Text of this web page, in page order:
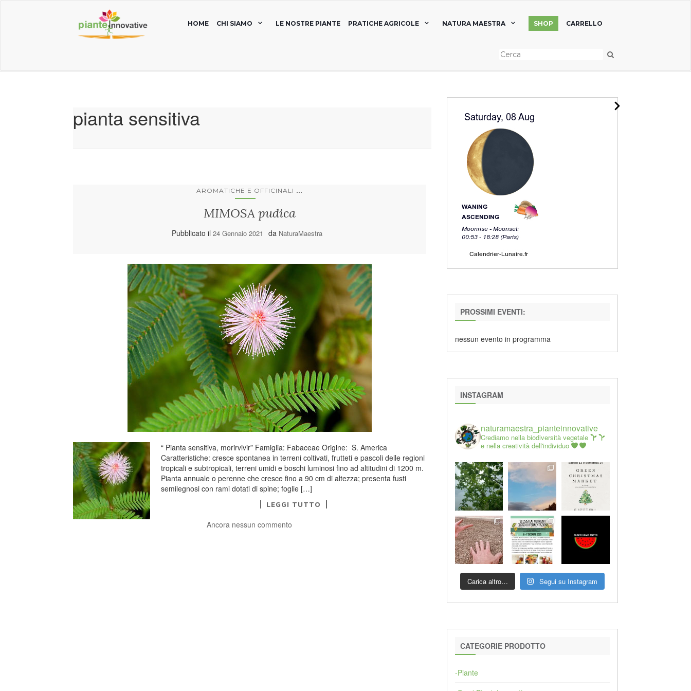
HOME CHI SIAMO LE NOSTRE PIANTE PRATICHE AGRICOLE NATURA MAESTRA SHOP CARRELLO
pianta sensitiva
AROMATICHE E OFFICINALI ...
MIMOSA pudica
Pubblicato il 24 Gennaio 2021 da NaturaMaestra
“ Pianta sensitiva, morirvivir” Famiglia: Fabaceae Origine: S. America
Caratteristiche: cresce spontanea in terreni coltivati, frutteti e pascoli delle regioni
tropicali e subtropicali, terreni umidi e boschi luminosi fino ad altitudini di 1200 m.
Pianta annuale o perenne che cresce fino a 90 cm di altezza; presenta fusti
semilegnosi con rami dotati di spine; foglie […]
LEGGI TUTTO
Ancora nessun commento
PROSSIMI EVENTI:
nessun evento in programma
INSTAGRAM
naturamaestra_pianteinnovative
Crediamo nella biodiversità vegetale
e nella creatività dell'individuo
Carica altro… Segui su Instagram
CATEGORIE PRODOTTO
-Piante